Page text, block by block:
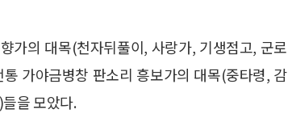
가의 대목(천자뒤풀이, 사랑가, 기생점고, 군로
가야금병창 판소리 흥보가의 대목(중타령, 감
을 모았다.